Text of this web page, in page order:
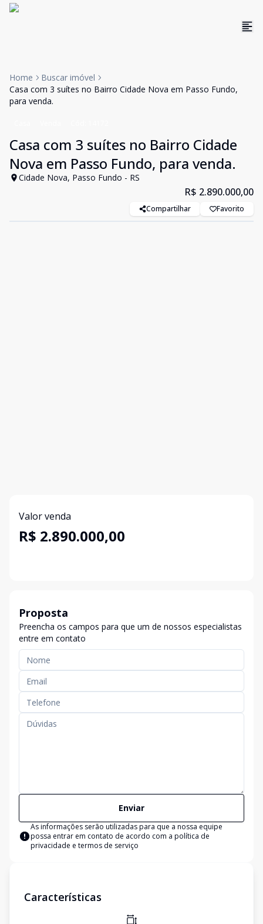
Home
Buscar imóvel
Casa com 3 suítes no Bairro Cidade Nova em Passo Fundo,
para venda.
Casa com 3 suítes no Bairro Cidade
Nova em Passo Fundo, para venda.
Cidade Nova, Passo Fundo - RS
R$ 2.890.000,00
Compartilhar Favorito
Valor venda
R$ 2.890.000,00
Proposta
Preencha os campos para que um de nossos especialistas
entre em contato
Enviar
As informações serão utilizadas para que a nossa equipe
possa entrar em contato de acordo com a política de
privacidade e termos de serviço
Características